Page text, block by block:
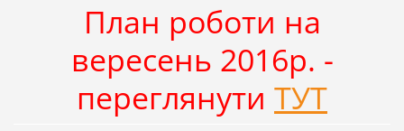
План роботи на
вересень 2016р. -
переглянути ТУТ